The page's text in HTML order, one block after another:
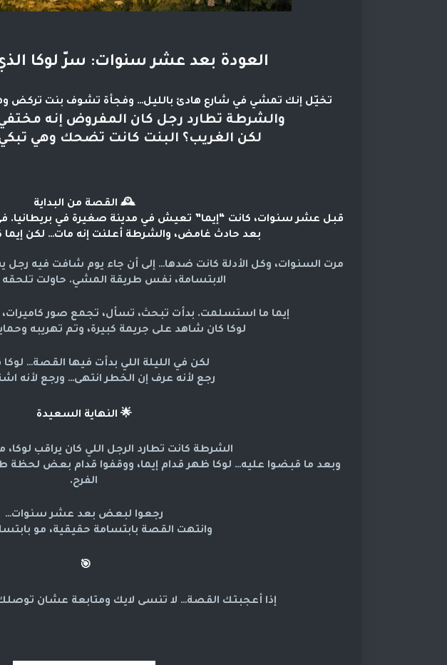
العودة بعد عشر سنوات: سرّ لوكا
تخيّل إنك تمشي في شارع هادئ بالليل… وفجأة تشوف بنت تركض
والشرطة تطارد رجل كان المفروض إنه
لكن الغريب؟ البنت كانت تضحك وهي
🕰️ القصة من البداية
بعد حادث غامض، والشرطة أعلنت إنه مات… لكن إيما
الابتسامة، نفس طريقة المشي. حاولت تلحقه
إيما ما استسلمت. بدأت تبحث، تسأل، تجمع صور
لوكا كان شاهد على جريمة كبيرة، وتم تهريبه
لكن في الليلة اللي بدأت فيها القصة… لوكا
رجع لأنه عرف إن الخطر انتهى… ورجع لأنه
🌟 النهاية السعيدة
الشرطة كانت تطارد الرجل اللي كان يراقب لوكا،
الفرح.
رجعوا لبعض بعد عشر سنوات…
وانتهت القصة بابتسامة حقيقية، مو
🎯
إذا أعجبتك القصة… لا تنسى لايك ومتابعة عشان توصلك